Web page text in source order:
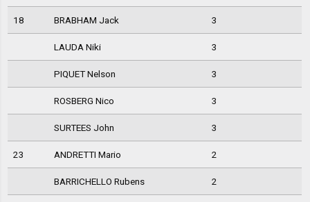
18 BRABHAM Jack 3
LAUDA Niki 3
PIQUET Nelson 3
ROSBERG Nico 3
SURTEES John 3
23 ANDRETTI Mario 2
BARRICHELLO Rubens 2